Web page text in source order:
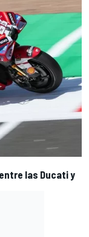
las Ducati y